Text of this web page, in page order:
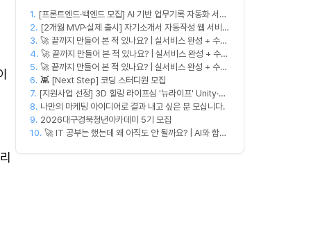
1. [프론트엔드·백엔드 모집] AI 기반 업무기록 자동화 서비
스 MVP 개발
2. [2개월 MVP·실제 출시] 자기소개서 자동작성 웹 서비스
디자이너·프론트엔드·백엔드·AI 엔지니어 모집
3. 🚀 끝까지 만들어 본 적 있나요? | 실서비스 완성 + 수익
창출 모임 💰
4. 🚀 끝까지 만들어 본 적 있나요? | 실서비스 완성 + 수익
창출 모임 💰
5. 🚀 끝까지 만들어 본 적 있나요? | 실서비스 완성 + 수익
창출 모임 💰
6. 👾 [Next Step] 코딩 스터디원 모집
7. [지원사업 선정] 3D 힐링 라이프심 '뉴라이프' Unity·서
버 개발자 모집 🎮
8. 나만의 마케팅 아이디어로 결과 내고 싶은 분 모십니다.
9. 2026대구경북청년아카데미 5기 모집
10. 🚀 IT 공부는 했는데 왜 아직도 안 될까요? | AI와 함께